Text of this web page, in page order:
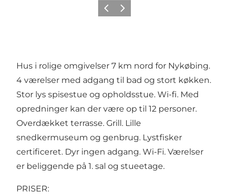
Forrige billede
Næste billede
Hus i rolige omgivelser 7 km nord for Nykøbing.
4 værelser med adgang til bad og stort køkken.
Stor lys spisestue og opholdsstue. Wi-fi. Med
opredninger kan der være op til 12 personer.
Overdækket terrasse. Grill. Lille
snedkermuseum og genbrug. Lystfisker
certificeret. Dyr ingen adgang. Wi-Fi. Værelser
er beliggende på 1. sal og stueetage.
PRISER: